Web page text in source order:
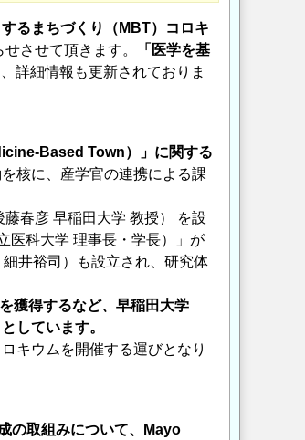
するまちづくり（MBT）コロキ
させて頂きます。
「医学を基
詳細情報も更新されておりま
Based Town）」に関する
核に、産学官の連携による課
春彦 早稲田大学 教授） を設
医科大学 理事長・学長）」が
井裕司）も設立され、研究体
獲得するなど、早稲田大学
しています。
キウムを開催する運びとなり
の取組みについて、Mayo